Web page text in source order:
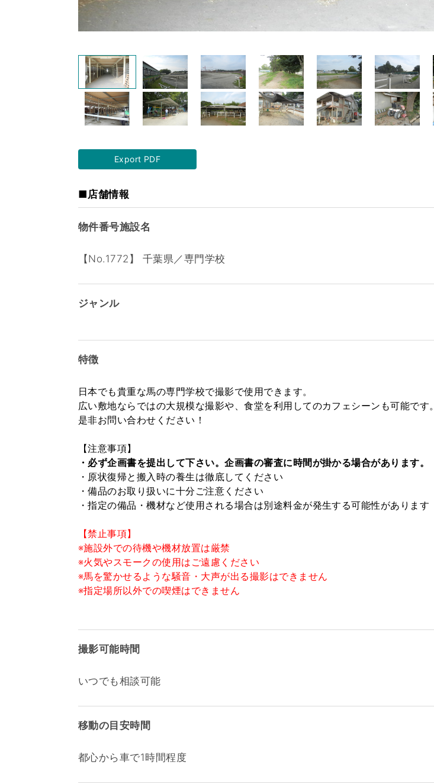
Export PDF
■店舗情報
物件番号施設名
【No.1772】 千葉県／専門学校
ジャンル
特徴
日本でも貴重な馬の専門学校で撮影で使用できます。
広い敷地ならではの大規模な撮影や、食堂を利用してのカフェシーンも可能です。
是非お問い合わせください！
【注意事項】
・必ず企画書を提出して下さい。企画書の審査に時間が掛かる場合があります。
・原状復帰と搬入時の養生は徹底してください
・備品のお取り扱いに十分ご注意ください
・指定の備品・機材など使用される場合は別途料金が発生する可能性があります
【禁止事項】
※施設外での待機や機材放置は厳禁
※火気やスモークの使用はご遠慮ください
※馬を驚かせるような騒音・大声が出る撮影はできません
※指定場所以外での喫煙はできません
撮影可能時間
いつでも相談可能
移動の目安時間
都心から車で1時間程度